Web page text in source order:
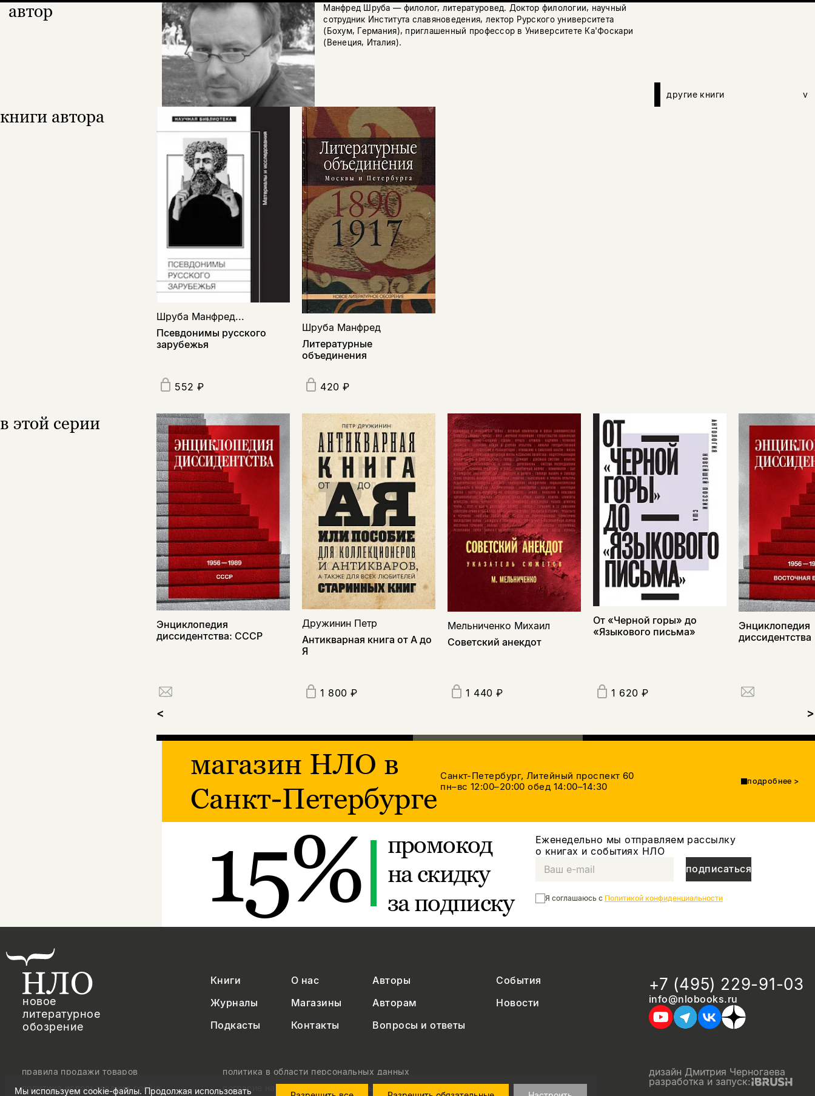
автор
Манфред Шруба — филолог, литературовед. Доктор филологии, научный
сотрудник Института славяноведения, лектор Рурского университета
(Бохум, Германия), приглашенный профессор в Университете Ка'Фоскари
(Венеция, Италия).
другие книги v
книги автора
Шруба Манфред...
Псевдонимы русского
зарубежья
552 ₽
Шруба Манфред
Литературные
объединения
420 ₽
в этой серии
Энциклопедия
диссидентства: СССР
Дружинин Петр
Антикварная книга от А до
Я
1 800 ₽
Мельниченко Михаил
Советский анекдот
1 440 ₽
От «Черной горы» до
«Языкового письма»
1 620 ₽
Энциклопедия
диссидентства
< >
магазин НЛО в
Санкт-Петербурге
Санкт-Петербург, Литейный проспект 60
пн–вс 12:00–20:00обед 14:00–14:30 подробнее >
15%
промокод
на скидку
за подписку
Еженедельно мы отправляем рассылку
о книгах и событиях НЛО
подписаться
Я соглашаюсь с Политикой конфиденциальности
новое
литературное
обозрение
Книги О нас Авторы
События
Журналы
Магазины Авторам
Новости
Подкасты
Контакты Вопросы и ответы
+7 (495) 229-91-03
info@nlobooks.ru
правила продажи товаров
политика в области персональных данных
политика использования cookie
согласие на обработку персональных данных
дизайн Дмитрия Черногаева
разработка и запуск:
Мы используем cookie-файлы. Продолжая использовать